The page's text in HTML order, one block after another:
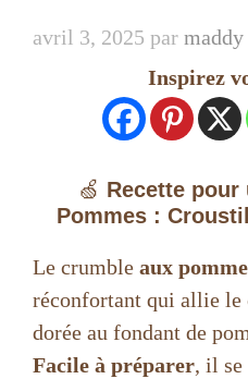
avril 3, 2025 par
Inspirez
🍏 Recette pour
Pommes :
Le crumble aux
réconfortant qui allie le
dorée au fondant de
Facile à préparer, il se